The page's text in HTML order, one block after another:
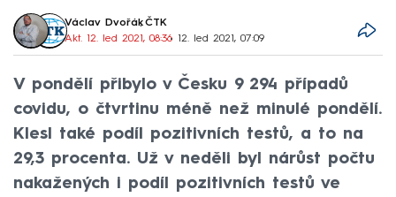
Václav Dvořák, ČTK
Akt. 12. led 2021, 08:36• 12. led 2021, 07:09
V pondělí přibylo v Česku 9 294 případů
covidu, o čtvrtinu méně než minulé pondělí.
Klesl také podíl pozitivních testů, a to na
29,3 procenta. Už v neděli byl nárůst počtu
nakažených i podíl pozitivních testů ve